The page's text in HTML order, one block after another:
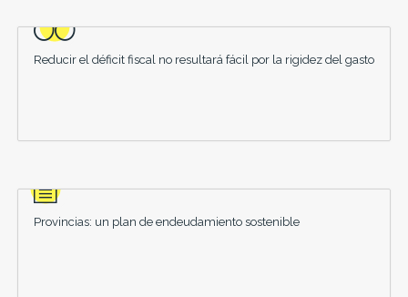
Reducir el déficit fiscal no resultará fácil por la rigidez del gasto
Provincias: un plan de endeudamiento sostenible